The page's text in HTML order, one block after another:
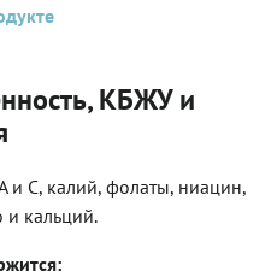
КБЖУ и
и C, калий, фолаты, ниацин,
и кальций.